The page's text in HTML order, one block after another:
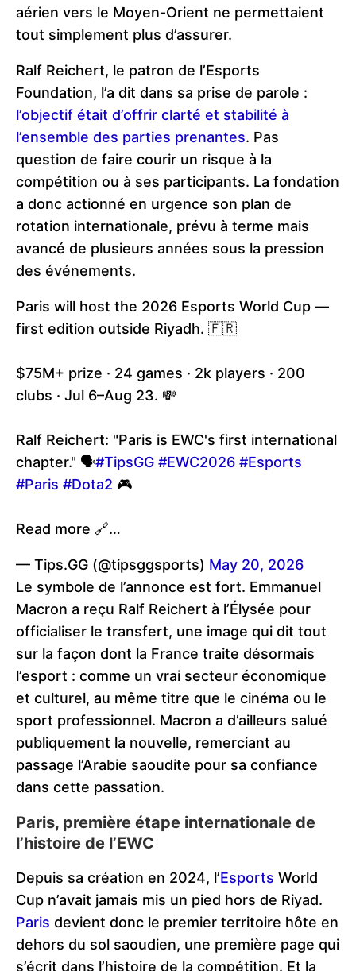
aérien vers le Moyen-Orient ne permettaient
tout simplement plus d’assurer.
Ralf Reichert, le patron de l’Esports
Foundation, l’a dit dans sa prise de parole :
l’objectif était d’offrir clarté et stabilité à
l’ensemble des parties prenantes. Pas
question de faire courir un risque à la
compétition ou à ses participants. La fondation
a donc actionné en urgence son plan de
rotation internationale, prévu à terme mais
avancé de plusieurs années sous la pression
des événements.
Paris will host the 2026 Esports World Cup —
first edition outside Riyadh. 🇫🇷
$75M+ prize · 24 games · 2k players · 200
clubs · Jul 6–Aug 23. 💸
Ralf Reichert: "Paris is EWC's first international
chapter." 🗣️#TipsGG #EWC2026 #Esports
#Paris #Dota2 🎮
Read more 🔗…
— Tips.GG (@tipsggsports) May 20, 2026
Le symbole de l’annonce est fort. Emmanuel
Macron a reçu Ralf Reichert à l’Élysée pour
officialiser le transfert, une image qui dit tout
sur la façon dont la France traite désormais
l’esport : comme un vrai secteur économique
et culturel, au même titre que le cinéma ou le
sport professionnel. Macron a d’ailleurs salué
publiquement la nouvelle, remerciant au
passage l’Arabie saoudite pour sa confiance
dans cette passation.
Paris, première étape internationale de
l’histoire de l’EWC
Depuis sa création en 2024, l’Esports World
Cup n’avait jamais mis un pied hors de Riyad.
Paris devient donc le premier territoire hôte en
dehors du sol saoudien, une première page qui
s’écrit dans l’histoire de la compétition. Et la